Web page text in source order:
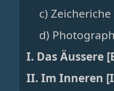
c)
d)
I. Das Äussere
II. Im Inneren